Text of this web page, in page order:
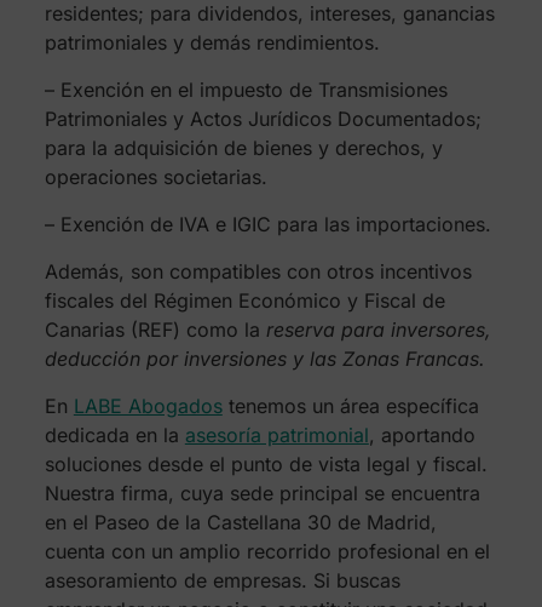
residentes; para dividendos, intereses, ganancias
patrimoniales y demás rendimientos.
– Exención en el impuesto de Transmisiones
Patrimoniales y Actos Jurídicos Documentados;
para la adquisición de bienes y derechos, y
operaciones societarias.
– Exención de IVA e IGIC para las importaciones.
Además, son compatibles con otros incentivos
fiscales del Régimen Económico y Fiscal de
Canarias (REF) como la reserva para inversores,
deducción por inversiones y las Zonas Francas.
En LABE Abogadostenemos un área específica
dedicada en la asesoría patrimonial, aportando
soluciones desde el punto de vista legal y fiscal.
Nuestra firma, cuya sede principal se encuentra
en el Paseo de la Castellana 30 de Madrid,
cuenta con un amplio recorrido profesional en el
asesoramiento de empresas. Si buscas